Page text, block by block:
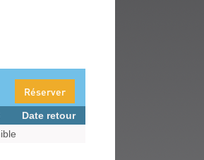
Réserver
Date retour